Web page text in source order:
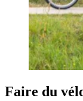
Faire du